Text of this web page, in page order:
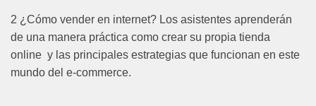
2 ¿Cómo vender en internet? Los asistentes aprenderán
de una manera práctica como crear su propia tienda
online y las principales estrategias que funcionan en este
mundo del e-commerce.